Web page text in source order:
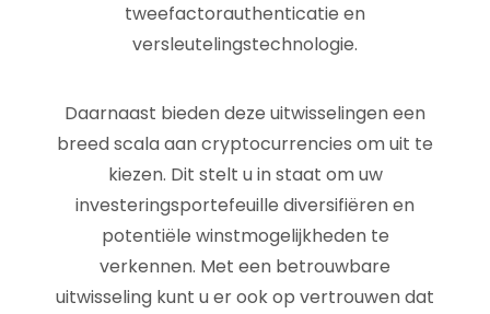
tweefactorauthenticatie en
versleutelingstechnologie.
Daarnaast bieden deze uitwisselingen een
breed scala aan cryptocurrencies om uit te
kiezen. Dit stelt u in staat om uw
investeringsportefeuille diversifiëren en
potentiële winstmogelijkheden te
verkennen. Met een betrouwbare
uitwisseling kunt u er ook op vertrouwen dat